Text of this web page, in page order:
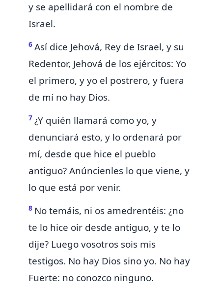
y se apellidará con el nombre de
Israel.
6 Así dice Jehová, Rey de Israel, y su
Redentor, Jehová de los ejércitos: Yo
el primero, y yo el postrero, yfuera
de mí no hay Dios.
7 ¿Y quién llamará como yo, y
denunciará esto, y lo ordenará por
mí, desde que hice el pueblo
antiguo? Anúncienles lo que viene, y
lo que está por venir.
8 No temáis, ni os amedrentéis: ¿no
te lo hice oir desde antiguo, y te lo
dije? Luegovosotros sois mis
testigos. No hay Dios sino yo. No hay
Fuerte: no conozco ninguno.